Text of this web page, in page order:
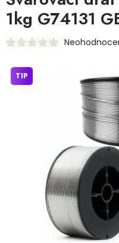
Stavba a dům
Domácnost
Dětská hřiště
Autodoplňky
Vánoce
1kg G74131
TIP